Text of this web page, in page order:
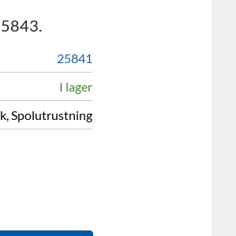
25841
I lager
Spolutrustning